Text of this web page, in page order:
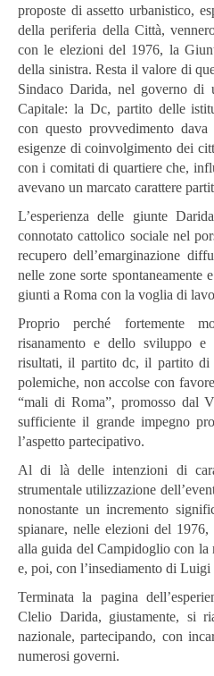
proposte di assetto urbanistico,
della periferia della Città,
con le elezioni del 1976, la
della sinistra. Resta il valore di
Sindaco Darida, nel governo di
Capitale: la Dc, partito delle
con questo provvedimento
esigenze di coinvolgimento dei
con i comitati di quartiere che,
avevano un marcato carattere
L’esperienza delle giunte
connotato cattolico sociale nel
recupero dell’emarginazione
nelle zone sorte spontaneamente
giunti a Roma con la voglia di
Proprio perché fortemente
risanamento e dello sviluppo e
risultati, il partito dc, il partito di
polemiche, non accolse con
“mali di Roma”, promosso dal
sufficiente il grande impegno
l’aspetto partecipativo.
Al di là delle intenzioni di
strumentale utilizzazione
nonostante un incremento
spianare, nelle elezioni del
alla guida del Campidoglio con
e, poi, con l’insediamento di Luigi
Terminata la pagina
Clelio Darida, giustamente, si
nazionale, partecipando, con
numerosi governi.